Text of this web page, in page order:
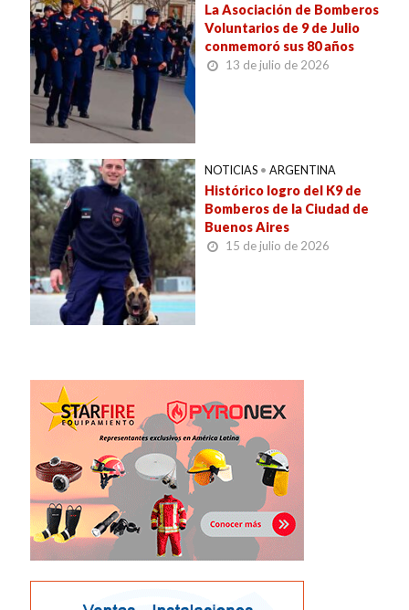
La Asociación de Bomberos
Voluntarios de 9 de Julio
conmemoró sus 80 años
13 de julio de 2026
NOTICIAS • ARGENTINA
Histórico logro del K9 de
Bomberos de la Ciudad de
Buenos Aires
15 de julio de 2026